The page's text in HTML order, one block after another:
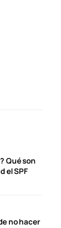
Qué son
el SPF
no hacer